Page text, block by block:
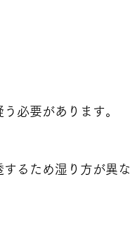
必要があります。
るため湿り方が異な